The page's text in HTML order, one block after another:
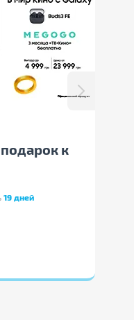
Samsung Galaxy
19 августа
осталось